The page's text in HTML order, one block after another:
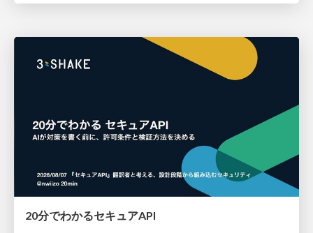
20分でわかるセキュアAPI